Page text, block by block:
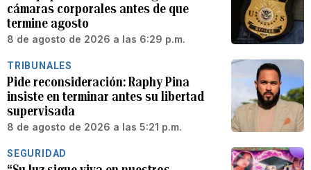
cámaras corporales antes de que
termine agosto
8 de agosto de 2026 a las 6:29 p.m.
TRIBUNALES
Pide reconsideración: Raphy Pina
insiste en terminar antes su libertad
supervisada
8 de agosto de 2026 a las 5:21 p.m.
SEGURIDAD